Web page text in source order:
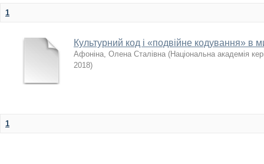
1
Культурний код і «подвійне кодування» в
Афоніна, Олена Сталівна (Національна академія
2018)
1